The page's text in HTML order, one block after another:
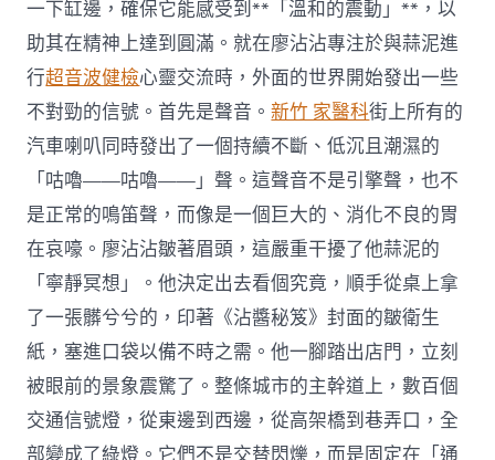
一下缸邊，確保它能感受到**「溫和的震動」**，以
助其在精神上達到圓滿。就在廖沾沾專注於與蒜泥進
行超音波健檢心靈交流時，外面的世界開始發出一些
不對勁的信號。首先是聲音。新竹 家醫科街上所有的
汽車喇叭同時發出了一個持續不斷、低沉且潮濕的
「咕嚕——咕嚕——」聲。這聲音不是引擎聲，也不
是正常的鳴笛聲，而像是一個巨大的、消化不良的胃
在哀嚎。廖沾沾皺著眉頭，這嚴重干擾了他蒜泥的
「寧靜冥想」。他決定出去看個究竟，順手從桌上拿
了一張髒兮兮的，印著《沾醬秘笈》封面的皺衛生
紙，塞進口袋以備不時之需。他一腳踏出店門，立刻
被眼前的景象震驚了。整條城市的主幹道上，數百個
交通信號燈，從東邊到西邊，從高架橋到巷弄口，全
部變成了綠燈。它們不是交替閃爍，而是固定在「通